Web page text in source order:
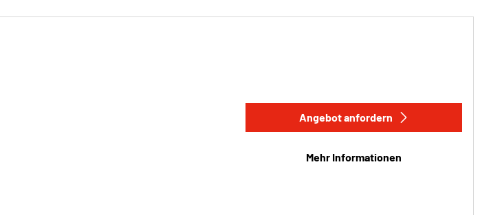
Angebot anfordern
Mehr Informationen